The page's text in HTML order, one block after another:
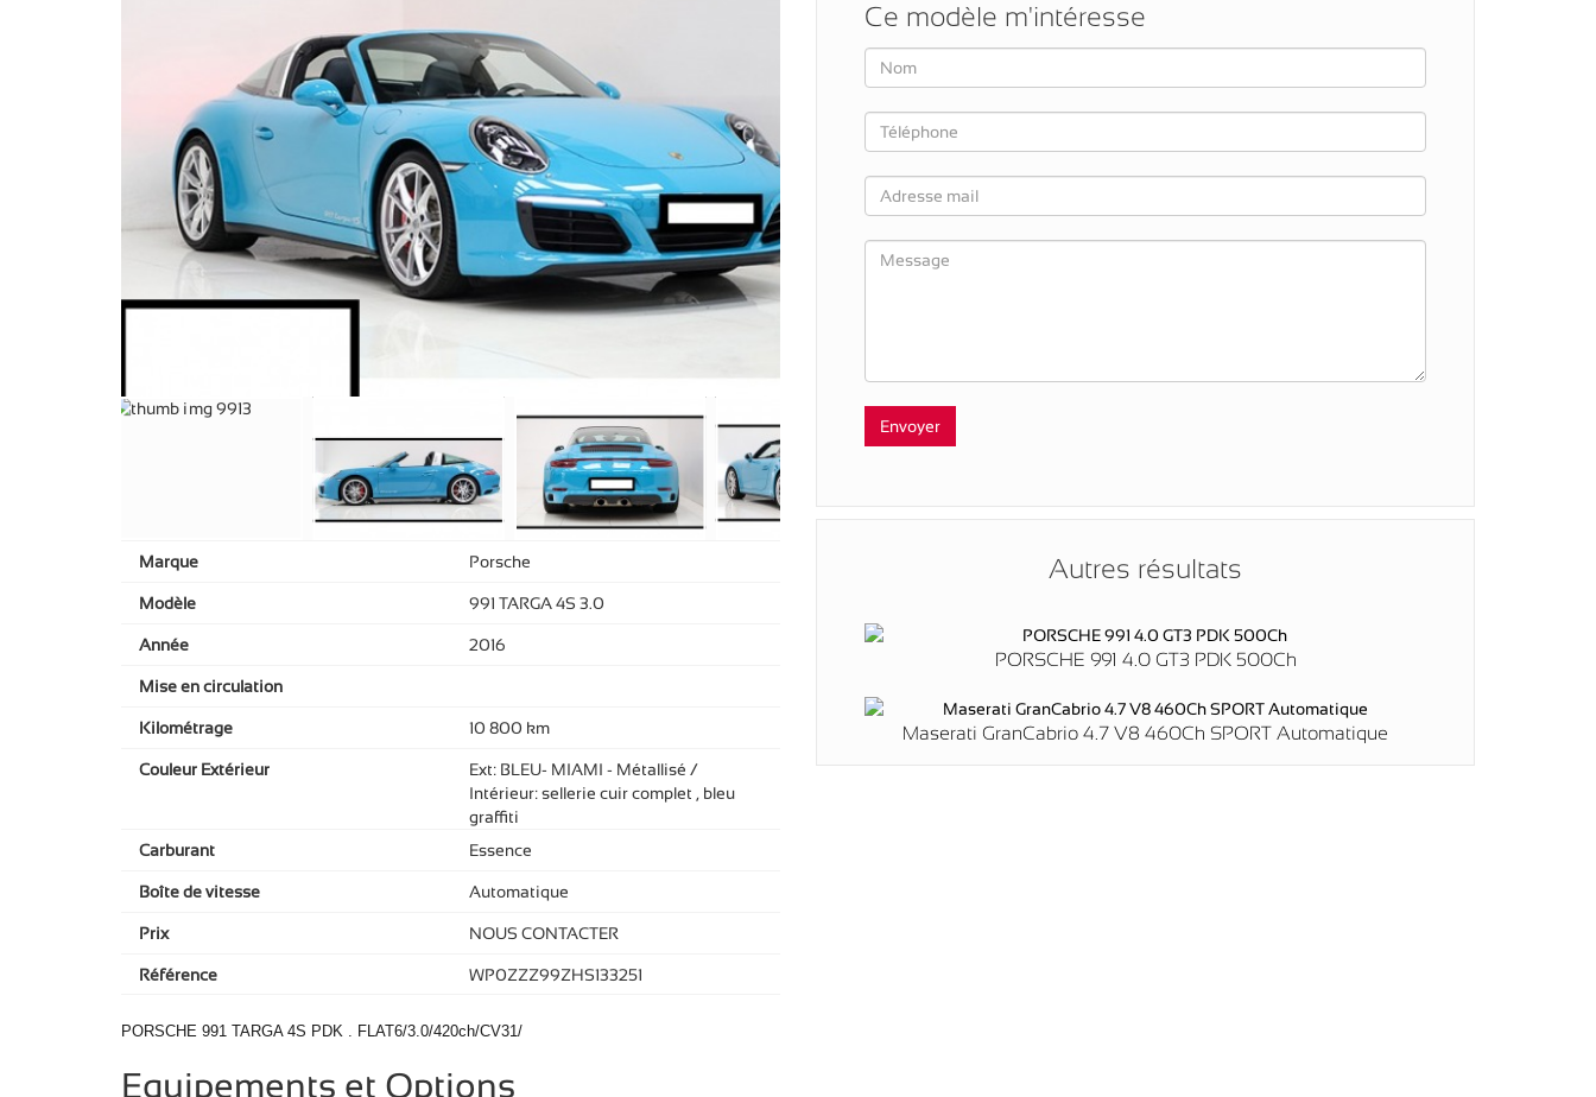
Marque Porsche
Modèle 991 TARGA 4S 3.0
Année 2016
Mise en circulation
Kilométrage 10 800 km
Couleur Extérieur
Ext: BLEU- MIAMI - Métallisé /
Intérieur: sellerie cuir complet , bleu
graffiti
Carburant
Essence
Boîte de vitesse Automatique
Prix NOUS CONTACTER
Référence WP0ZZZ99ZHS133251
PORSCHE 991 TARGA 4S PDK . FLAT6/3.0/420ch/CV31/
Equipements et Options
Ce modèle m'intéresse
Autres résultats
PORSCHE 991 4.0 GT3 PDK 500Ch
Maserati GranCabrio 4.7 V8 460Ch SPORT Automatique